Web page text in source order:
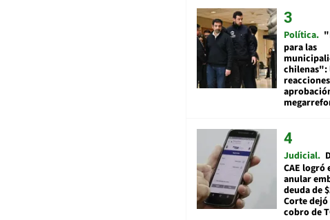
Política
para las
chilenas":
Judicial
CAE logró
anular
deuda de
Corte
cobro de